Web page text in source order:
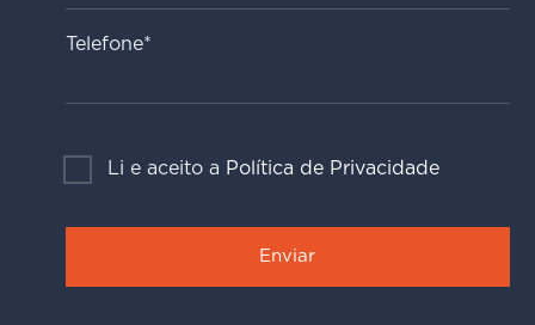
Telefone*
Li e aceito a Política de Privacidade